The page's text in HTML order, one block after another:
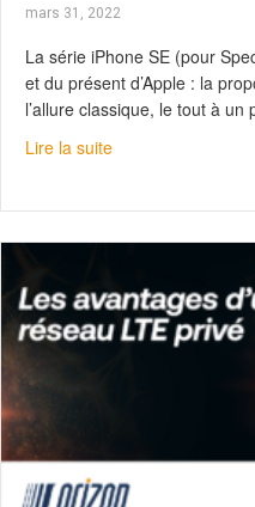
mars 31, 2022
La série iPhone SE (pour
et du présent d’Apple : la
l’allure classique, le tout à
Lire la suiteabout L’iPhone